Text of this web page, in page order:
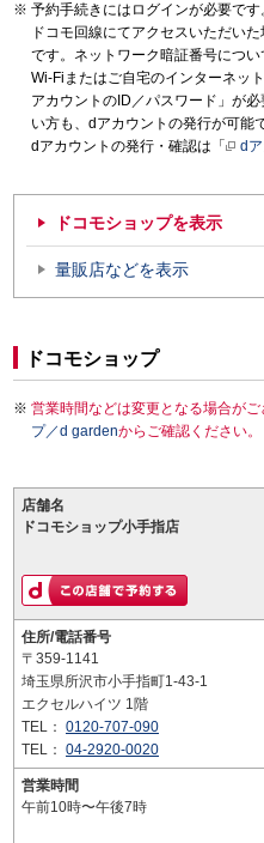
予約手続きにはログインが必要です
ドコモ回線にてアクセスいただい
です。ネットワーク暗証番号につい
Wi-Fiまたはご自宅のインターネッ
アカウントのID／パスワード」が
い方も、dアカウントの発行が可能
dアカウントの発行・確認は「
d
ドコモショップを表示
量販店などを表示
ドコモショップ
営業時間などは変更となる場合が
プ／d gardenからご確認ください。
店舗名
ドコモショップ小手指店
住所/電話番号
〒359-1141
埼玉県所沢市小手指町1-43-1
エクセルハイツ 1階
TEL： 0120-707-090
TEL： 04-2920-0020
営業時間
午前10時〜午後7時